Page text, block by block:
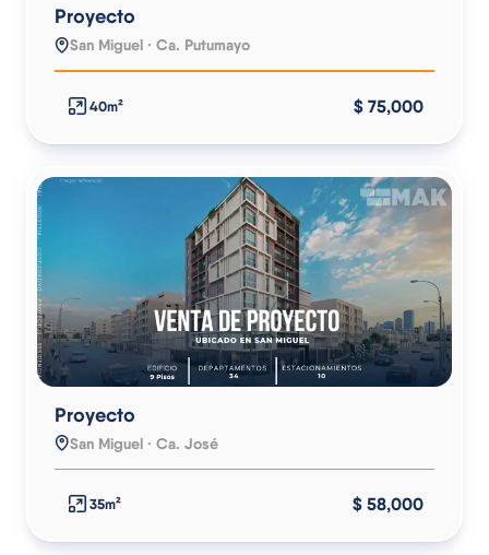
Proyecto
San Miguel · Ca. Putumayo
40m² $ 75,000
Proyecto
San Miguel · Ca. José
35m² $ 58,000